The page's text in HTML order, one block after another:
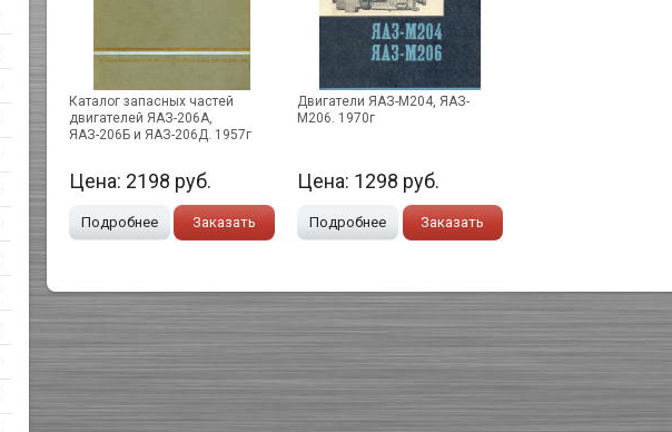
Каталог запасных частей
двигателей ЯАЗ-206А,
ЯАЗ-206Б и ЯАЗ-206Д. 1957г
Цена: 2198 руб.
Подробнее Заказать
Двигатели ЯАЗ-М204, ЯАЗ-
М206. 1970г
Цена: 1298 руб.
Подробнее Заказать